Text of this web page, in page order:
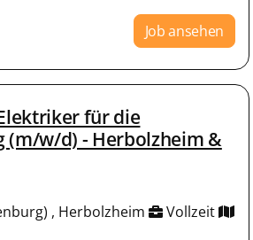
Job ansehen
für die
(m/w/d) - Herbolzheim &
, Herbolzheim
Vollzeit